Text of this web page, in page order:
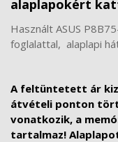
alaplapokért
Használt ASUS
foglalattal, alaplapi
A feltüntetett ár
átvételi ponton
vonatkozik, a
tartalmaz!